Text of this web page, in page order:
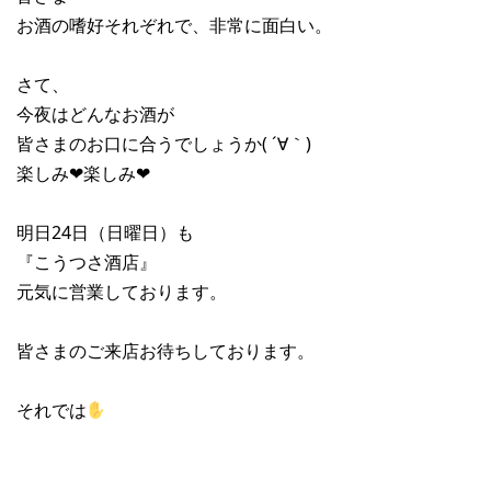
お酒の嗜好それぞれで、非常に面白い。
さて、
今夜はどんなお酒が
皆さまのお口に合うでしょうか( ´∀｀)
楽しみ❤︎楽しみ❤︎
明日24日（日曜日）も
『こうつさ酒店』
元気に営業しております。
皆さまのご来店お待ちしております。
それでは